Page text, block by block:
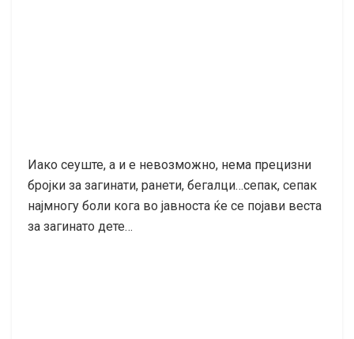
Иако сеуште, а и е невозможно, нема прецизни
бројки за загинати, ранети, бегалци…сепак, сепак
најмногу боли кога во јавноста ќе се појави веста
за загинато дете…